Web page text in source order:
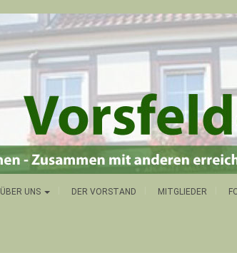
ÜBER UNS DER VORSTAND MITGLIEDER